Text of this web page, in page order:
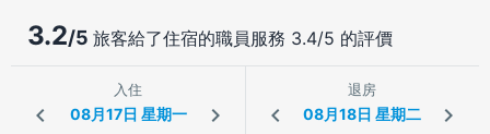
3.2/5 旅客給了住宿的職員服務 3.4/5 的評價
入住 退房